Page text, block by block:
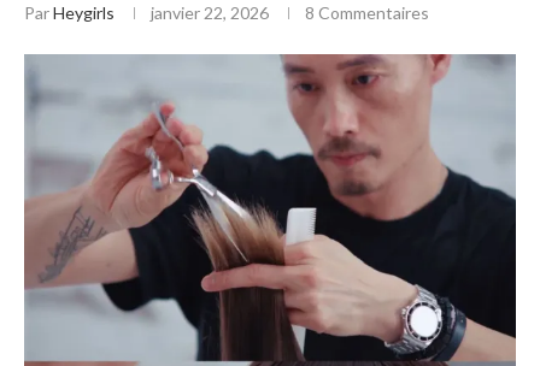
ParHeygirls janvier 22, 2026 8 Commentaires